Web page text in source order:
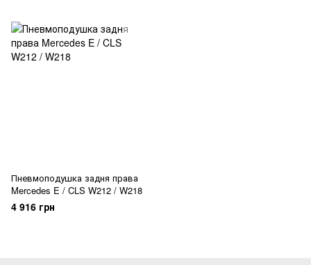
Пневмоподушка задня права
Mercedes E / CLS W212 / W218
4 916 грн